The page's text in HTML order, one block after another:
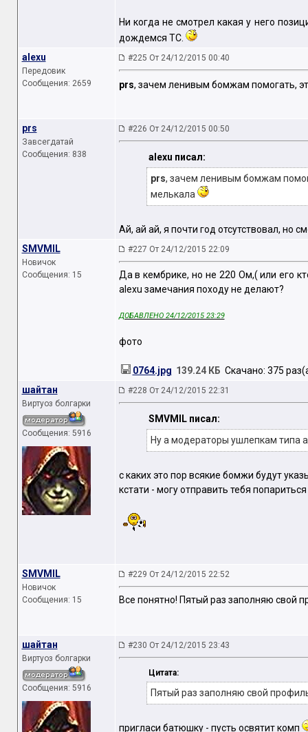
Ни когда не смотрел какая у него
дождемся ТС.
alexu
Передовик
Сообщения: 2659
#225 От 24/12/2015 00:40
prs, зачем ленивым бомжам помогать,
prs
Завсегдатай
Сообщения: 838
#226 От 24/12/2015 00:50
alexu писал:
prs, зачем ленивым бомжам
мелькала
Ай, ай ай, я почти год отсутствовал, но
SMVMIL
Новичок
Сообщения: 15
#227 От 24/12/2015 22:09
Да в кембрике, но не 220 Ом,( или его
alexu замечания походу не делают?
ДОБАВЛЕНО 24/12/2015 23:29
фото
0764.jpg 139.24 КБ Скачано: 375
шайтан
Виртуоз болгарки
Сообщения: 5916
#228 От 24/12/2015 22:31
SMVMIL писал:
Ну а модераторы ушлепкам типа
с каких это пор всякие бомжи будут
кстати - могу отправить тебя
SMVMIL
Новичок
Сообщения: 15
#229 От 24/12/2015 22:52
Все понятно! Пятый раз заполняю свой
шайтан
Виртуоз болгарки
Сообщения: 5916
#230 От 24/12/2015 23:43
Цитата:
Пятый раз заполняю свой
пригласи батюшку - пусть освятит комп